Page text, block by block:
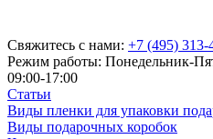
Свяжитесь с нами: +7 (495) 313-
Режим работы: Понедельник-
09:00-17:00
Статьи
Виды пленки для упаковки
Виды подарочных коробок